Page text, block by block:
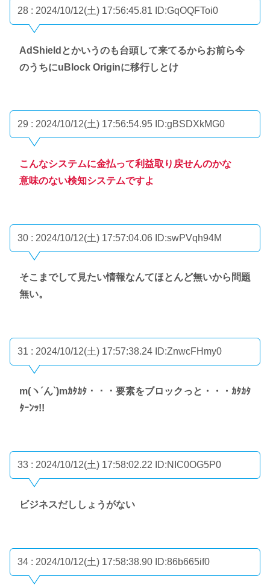
28 : 2024/10/12(土) 17:56:45.81 ID:GqOQFToi0
AdShieldとかいうのも台頭して来てるからお前ら今
のうちにuBlock Originに移行しとけ
29 : 2024/10/12(土) 17:56:54.95 ID:gBSDXkMG0
こんなシステムに金払って利益取り戻せんのかな
意味のない検知システムですよ
30 : 2024/10/12(土) 17:57:04.06 ID:swPVqh94M
そこまでして見たい情報なんてほとんど無いから問題
無い。
31 : 2024/10/12(土) 17:57:38.24 ID:ZnwcFHmy0
m(ヽ´ん`)mｶﾀｶﾀ・・・要素をブロックっと・・・ｶﾀｶﾀ
ﾀｰﾝｯ!!
33 : 2024/10/12(土) 17:58:02.22 ID:NIC0OG5P0
ビジネスだししょうがない
34 : 2024/10/12(土) 17:58:38.90 ID:86b665if0